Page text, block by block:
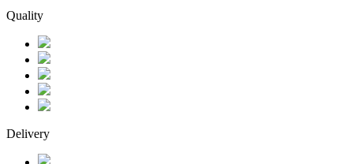
Quality
Delivery